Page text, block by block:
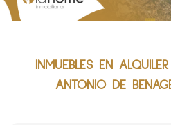
INMUEBLES EN
ANTONIO DE